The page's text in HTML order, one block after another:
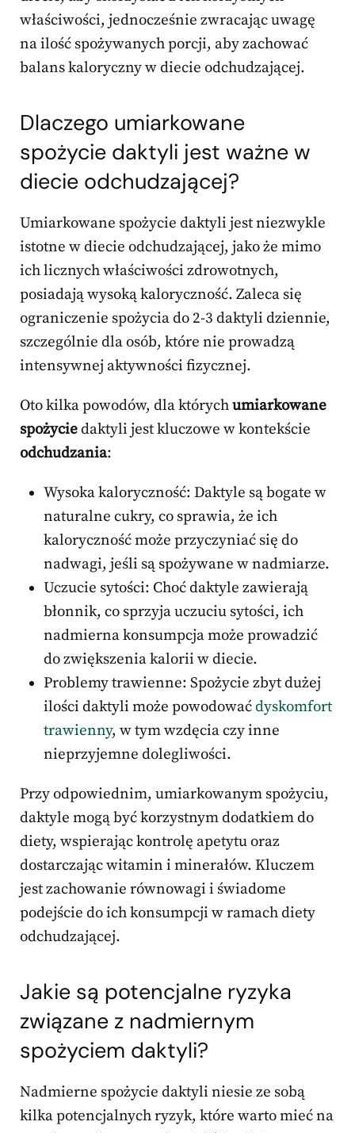
właściwości, jednocześnie zwracając uwagę
na ilość spożywanych porcji, aby zachować
balans kaloryczny w diecie odchudzającej.
Dlaczego umiarkowane
spożycie daktyli jest ważne w
diecie odchudzającej?
Umiarkowane spożycie daktyli jest niezwykle
istotne w diecie odchudzającej, jako że mimo
ich licznych właściwości zdrowotnych,
posiadają wysoką kaloryczność. Zaleca się
ograniczenie spożycia do 2-3 daktyli dziennie,
szczególnie dla osób, które nie prowadzą
intensywnej aktywności fizycznej.
Oto kilka powodów, dla którychumiarkowane
spożyciedaktyli jest kluczowe w kontekście
odchudzania:
Wysoka kaloryczność: Daktyle są bogate w
naturalne cukry, co sprawia, że ich
kaloryczność może przyczyniać się do
nadwagi, jeśli są spożywane w nadmiarze.
Uczucie sytości: Choć daktyle zawierają
błonnik, co sprzyja uczuciu sytości, ich
nadmierna konsumpcja może prowadzić
do zwiększenia kalorii w diecie.
Problemy trawienne: Spożycie zbyt dużej
ilości daktyli może powodowaćdyskomfort
trawienny, w tym wzdęcia czy inne
nieprzyjemne dolegliwości.
Przy odpowiednim, umiarkowanym spożyciu,
daktyle mogą być korzystnym dodatkiem do
diety, wspierając kontrolę apetytu oraz
dostarczając witamin i minerałów. Kluczem
jest zachowanie równowagi i świadome
podejście do ich konsumpcji w ramach diety
odchudzającej.
Jakie są potencjalne ryzyka
związane z nadmiernym
spożyciem daktyli?
Nadmierne spożycie daktyli niesie ze sobą
kilka potencjalnych ryzyk, które warto mieć na